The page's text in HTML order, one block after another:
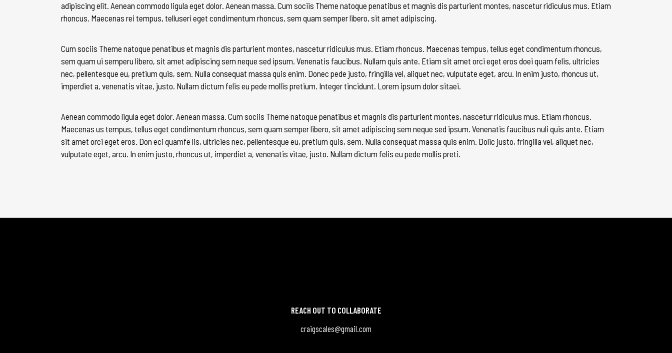
adipiscing elit. Aenean commodo ligula eget dolor. Aenean massa. Cum sociis Theme natoque penatibus et magnis dis parturient montes, nascetur ridiculus mus. Etiam
rhoncus. Maecenas rei tempus, telluseri eget condimentum rhoncus, sem quam semper libero, sit amet adipiscing.
Cum sociis Theme natoque penatibus et magnis dis parturient montes, nascetur ridiculus mus. Etiam rhoncus. Maecenas tempus, tellus eget condimentum rhoncus,
sem quam ui semperu libero, sit amet adipiscing sem neque sed ipsum. Venenatis faucibus. Nullam quis ante. Etiam sit amet orci eget eros doei quam felis, ultricies
nec, pellentesque eu, pretium quis, sem. Nulla consequat massa quis enim. Donec pede justo, fringilla vel, aliquet nec, vulputate eget, arcu. In enim justo, rhoncus ut,
imperdiet a, venenatis vitae, justo. Nullam dictum felis eu pede mollis pretium. Integer tincidunt. Lorem ipsum dolor sitaei.
Aenean commodo ligula eget dolor. Aenean massa. Cum sociis Theme natoque penatibus et magnis dis parturient montes, nascetur ridiculus mus. Etiam rhoncus.
Maecenas us tempus, tellus eget condimentum rhoncus, sem quam semper libero, sit amet adipiscing sem neque sed ipsum. Venenatis faucibus nuli quis ante. Etiam
sit amet orci eget eros. Don eci quamfe lis, ultricies nec, pellentesque eu, pretium quis, sem. Nulla consequat massa quis enim. Dolic justo, fringilla vel, aliquet nec,
vulputate eget, arcu. In enim justo, rhoncus ut, imperdiet a, venenatis vitae, justo. Nullam dictum felis eu pede mollis preti.
REACH OUT TO COLLABORATE
craigscales@gmail.com